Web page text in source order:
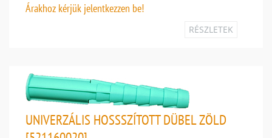
Árakhoz kérjük jelentkezzen be!
RÉSZLETEK
UNIVERZÁLIS HOSSSZÍTOTT DÜBEL ZÖLD